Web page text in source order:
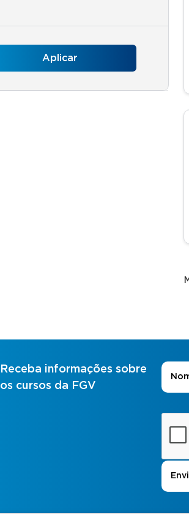
Receba informações sobre
os cursos da FGV
Nome